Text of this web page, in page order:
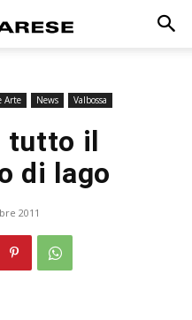
Arte News Valbossa
tutto il
di lago
2011